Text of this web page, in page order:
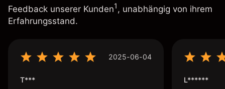
Feedback unserer Kunden1, unabhängig von ihrem
Erfahrungsstand.
2025-06-04
T*** L******